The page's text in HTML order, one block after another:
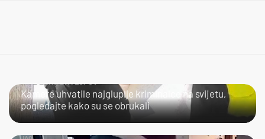
Kamere uhvatile najgluplje kriminalce na svijetu,
pogledajte kako su se obrukali